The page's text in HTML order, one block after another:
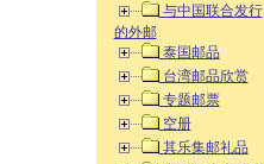
与中国联合发行
的外邮
泰国邮品
台湾邮品欣赏
专题邮票
空册
其乐集邮礼品